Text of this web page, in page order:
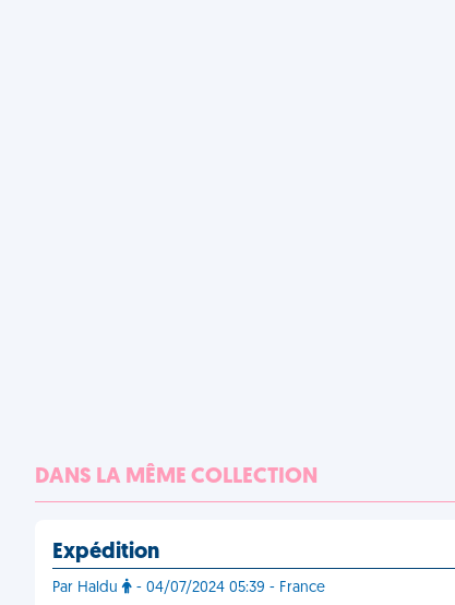
DANS LA MÊME COLLECTION
Expédition
Par Haldu - 04/07/2024 05:39 - France